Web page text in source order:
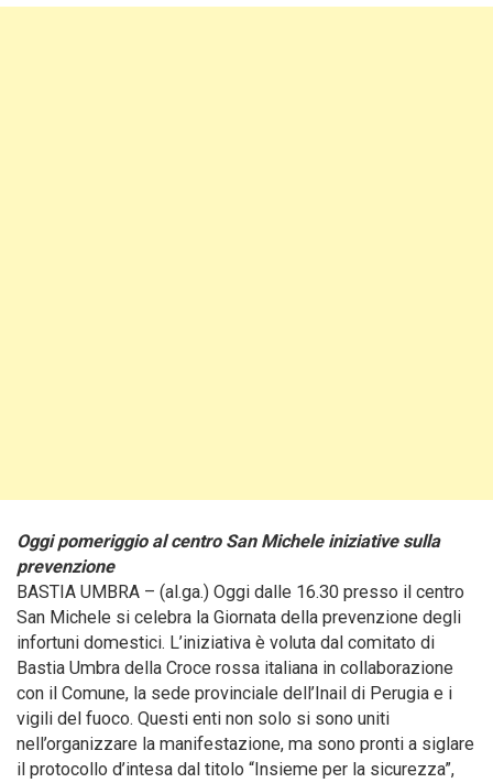
Oggi pomeriggio al centro San Michele iniziative sulla
prevenzione
BASTIA UMBRA – (al.ga.) Oggi dalle 16.30 presso il centro
San Michele si celebra la Giornata della prevenzione degli
infortuni domestici. L’iniziativa è voluta dal comitato di
Bastia Umbra della Croce rossa italiana in collaborazione
con il Comune, la sede provinciale dell’Inail di Perugia e i
vigili del fuoco. Questi enti non solo si sono uniti
nell’organizzare la manifestazione, ma sono pronti a siglare
il protocollo d’intesa dal titolo “Insieme per la sicurezza”,